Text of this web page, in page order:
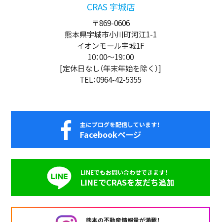
CRAS 宇城店
〒869-0606
熊本県宇城市小川町河江1-1
イオンモール宇城1F
10：00～19：00
[定休日なし（年末年始を除く）]
TEL：0964-42-5355
主にブログを配信しています！
Facebookページ
LINEでもお問い合わせできます！
LINEでCRASを友だち追加
熊本の不動産情報量が満載！